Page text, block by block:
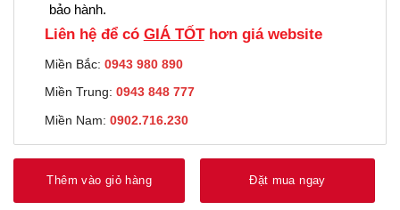
bảo hành.
Liên hệ để có GIÁ TỐThơn giá website
Miền Bắc: 0943 980 890
Miền Trung: 0943 848 777
Miền Nam: 0902.716.230
Thêm vào giỏ hàng Đặt mua ngay